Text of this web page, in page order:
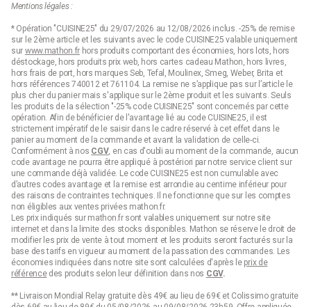
Mentions légales :
* Opération "CUISINE25" du 29/07/2026 au 12/08/2026 inclus. -25% de remise
sur le 2ème article et les suivants avec le code CUISINE25 valable uniquement
sur www.mathon.frhors produits comportant des économies, hors lots, hors
déstockage, hors produits prix web, hors cartes cadeau Mathon, hors livres,
hors frais de port, hors marques Seb, Tefal, Moulinex, Smeg, Weber, Brita et
hors références 740012 et 761104. La remise ne s’applique pas sur l’article le
plus cher du panier mais s'applique sur le 2ème produit et les suivants. Seuls
les produits de la sélection "-25% code CUISINE25" sont concernés par cette
opération. Afin de bénéficier de l'avantage lié au code CUISINE25, il est
strictement impératif de le saisir dans le cadre réservé à cet effet dans le
panier au moment de la commande et avant la validation de celle-ci.
Conformément à nos CGV, en cas d'oubli au moment de la commande, aucun
code avantage ne pourra être appliqué à postériori par notre service client sur
une commande déjà validée. Le code CUISINE25 est non cumulable avec
d’autres codes avantage et la remise est arrondie au centime inférieur pour
des raisons de contraintes techniques. Il ne fonctionne que sur les comptes
non éligibles aux ventes privées mathon.fr.
Les prix indiqués sur mathon.fr sont valables uniquement sur notre site
internet et dans la limite des stocks disponibles. Mathon se réserve le droit de
modifier les prix de vente à tout moment et les produits seront facturés sur la
base des tarifs en vigueur au moment de la passation des commandes. Les
économies indiquées dans notre site sont calculées d'après le prix de
référencedes produits selon leur définition dans nos CGV.
** Livraison Mondial Relay gratuite dès 49€ au lieu de 69€ et Colissimo gratuite